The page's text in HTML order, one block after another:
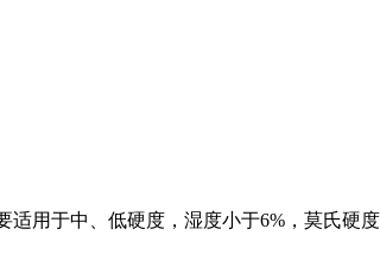
用于中、低硬度，湿度小于6%，莫氏硬